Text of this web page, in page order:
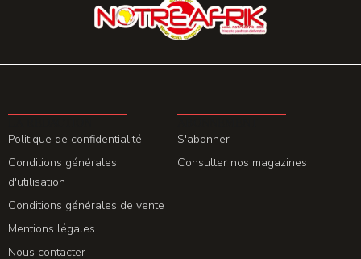
Politique de confidentialité
Conditions générales
d'utilisation
Conditions générales de vente
Mentions légales
Nous contacter
S'abonner
Consulter nos magazines